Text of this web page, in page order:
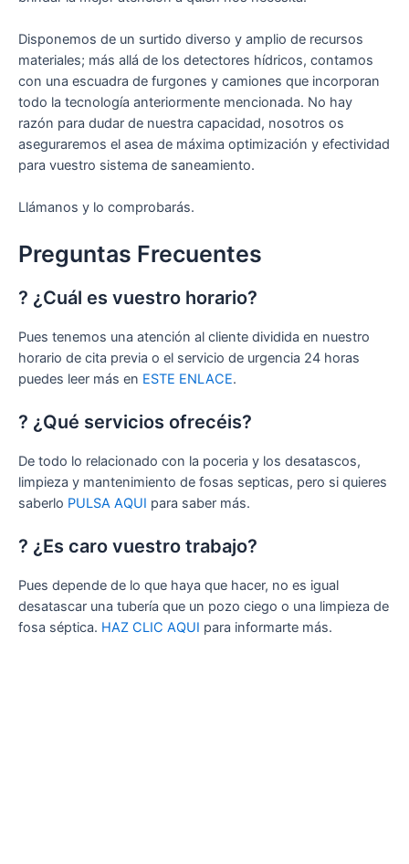
Disponemos de un surtido diverso y amplio de recursos
materiales; más allá de los detectores hídricos, contamos
con una escuadra de furgones y camiones que incorporan
todo la tecnología anteriormente mencionada. No hay
razón para dudar de nuestra capacidad, nosotros os
aseguraremos el asea de máxima optimización y efectividad
para vuestro sistema de saneamiento.
Llámanos y lo comprobarás.
Preguntas Frecuentes
? ¿Cuál es vuestro horario?
Pues tenemos una atención al cliente dividida en nuestro
horario de cita previa o el servicio de urgencia 24 horas
puedes leer más en ESTE ENLACE.
? ¿Qué servicios ofrecéis?
De todo lo relacionado con la poceria y los desatascos,
limpieza y mantenimiento de fosas septicas, pero si quieres
saberlo PULSA AQUI para saber más.
? ¿Es caro vuestro trabajo?
Pues depende de lo que haya que hacer, no es igual
desatascar una tubería que un pozo ciego o una limpieza de
fosa séptica. HAZ CLIC AQUI para informarte más.